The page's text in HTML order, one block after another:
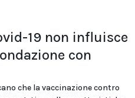
19 non influisce
con
che la vaccinazione contro